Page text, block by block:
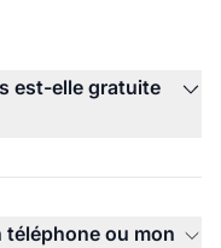
est-elle gratuite
téléphone ou mon